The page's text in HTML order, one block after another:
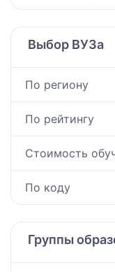
Выбор ВУЗа
По региону
По рейтингу
Стоимость
По коду
Группы